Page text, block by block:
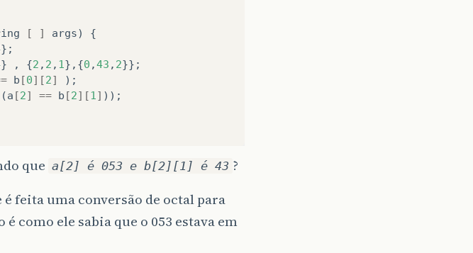
[ ] args)
{
};
} , {2 , 2 , 1 },{0 ,43 , 2}};
b [0][2]
);
(a [2] == b [2][1 ] ));
que a[2] é 053 e b[2][1] é 43 ?
feita uma conversão de octal para
como ele sabia que o 053 estava em